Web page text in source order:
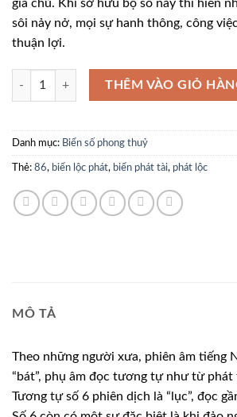
gia chủ. Khi sở hữu bộ số này thì hiển
sôi nảy nở, mọi sự hanh thông, công
thuận lợi.
51L34586 số lượng
THÊM VÀO GIỎ
Danh mục: Biển số phong thuỷ
Thẻ: 86, biển lộc phát, biển phát tài, phát lộc
MÔ TẢ
Theo những người xưa, phiên âm tiếng
“bát”, phụ âm đọc tương tự như từ
Tương tự số 6 phiên dịch là “lục”, đọc